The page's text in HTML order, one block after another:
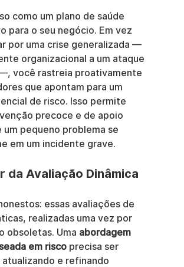
como um plano de saúde
para o seu negócio. Em vez
por uma crise generalizada —
organizacional a um ataque
você rastreia proativamente
que apontam para um
de risco. Isso permite
precoce e de apoio
um pequeno problema se
em um incidente grave.
da Avaliação Dinâmica
essas avaliações de
realizadas uma vez por
obsoletas. Uma abordagem
em risco precisa ser
atualizando e refinando